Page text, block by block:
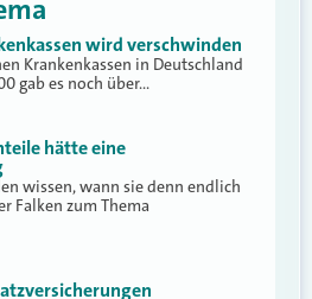
wird verschwinden
Krankenkassen in Deutschland
gab es noch über…
hätte eine
wissen, wann sie denn endlich
Falken zum Thema